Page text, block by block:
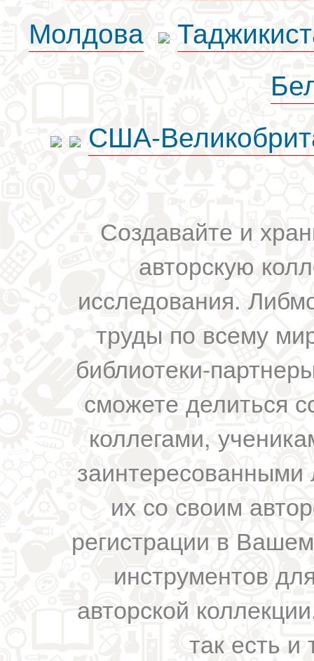
Молдова
США-
Создавайте и
авторскую
исследования.
труды по всему
библиотеки-
сможете делиться
коллегами,
их со своим
регистрации в
инструментов
авторской
так есть и